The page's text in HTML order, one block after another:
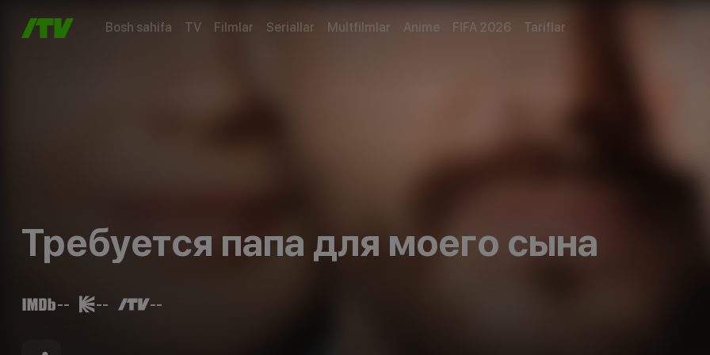
Bosh sahifa TV Filmlar Seriallar Multfilmlar Anime FIFA 2026 Tariflar
Требуется папа для моего сына
-- -- --